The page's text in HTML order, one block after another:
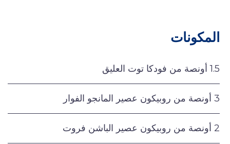
المكونات
1.5 أونصة من فودكا توت العليق
3 أونصة من روبيكون عصير المانجو الفوار
2 أونصة من روبيكون عصير الباشن فروت